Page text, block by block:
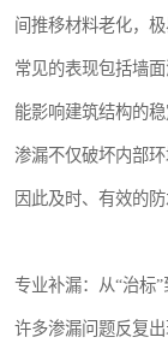
间推移材料老化，极
常见的表现包括墙
能影响建筑结构的稳
渗漏不仅破坏内部
因此及时、有效的
专业补漏：从“治标”
许多渗漏问题反复